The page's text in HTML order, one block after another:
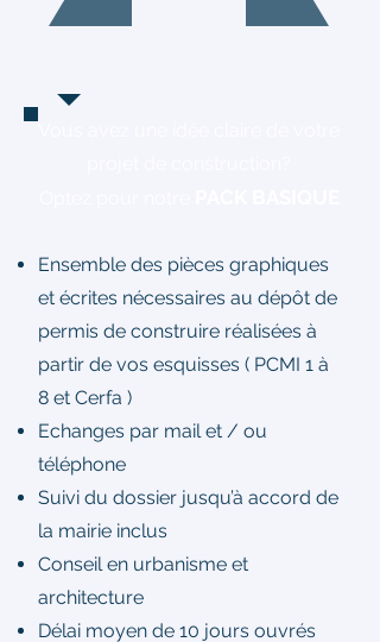
Ensemble des pièces graphiques
et écrites nécessaires au dépôt de
permis de construire réalisées à
partir de vos esquisses ( PCMI 1 à
8 et Cerfa )
Echanges par mail et / ou
téléphone
Suivi du dossier jusqu’à accord de
la mairie inclus
Conseil en urbanisme et
architecture
Délai moyen de 10 jours ouvrés